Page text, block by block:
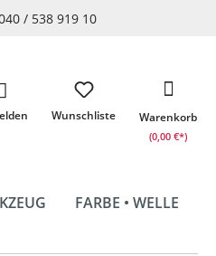
/ 538 919 10
Wunschliste Warenkorb
(0,00 €*)
FARBE • WELLE